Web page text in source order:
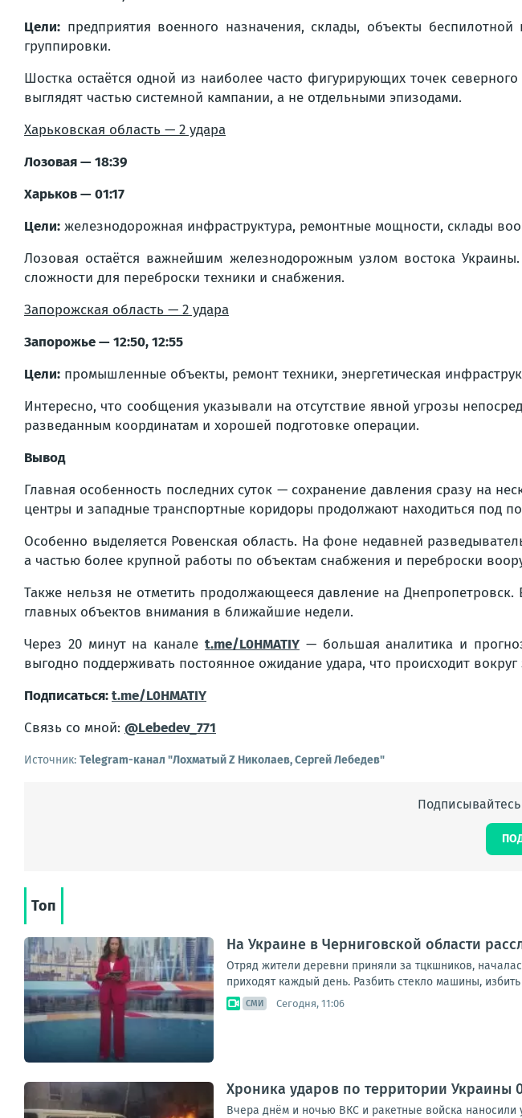
Цели: предприятия военного назначения, склады, объекты
группировки.
Шостка остаётся одной из наиболее часто фигурирующих точек
выглядят частью системной кампании, а не отдельными эпизодами.
Харьковская область — 2 удара
Лозовая — 18:39
Харьков — 01:17
Цели: железнодорожная инфраструктура, ремонтные мощности, склады
Лозовая остаётся важнейшим железнодорожным узлом востока
сложности для переброски техники и снабжения.
Запорожская область — 2 удара
Запорожье — 12:50, 12:55
Цели: промышленные объекты, ремонт техники, энергетическая
Интересно, что сообщения указывали на отсутствие явной угрозы
разведанным координатам и хорошей подготовке операции.
Вывод
Главная особенность последних суток — сохранение давления сразу на
центры и западные транспортные коридоры продолжают находиться под
Особенно выделяется Ровенская область. На фоне недавней
а частью более крупной работы по объектам снабжения и переброски
Также нельзя не отметить продолжающееся давление на
главных объектов внимания в ближайшие недели.
Через 20 минут на канале t.me/L0HMATIY — большая аналитика и
выгодно поддерживать постоянное ожидание удара, что происходит
Подписаться:t.me/L0HMATIY
Связь со мной: @Lebedev_771
Источник: Telegram-канал "Лохматый Z Николаев, Сергей Лебедев"
Топ
На Украине в Черниговской области
Отряд жители деревни приняли за тцкшников,
приходят каждый день. Разбить стекло машины,
СМИ Сегодня, 11:06
Хроника ударов по территории Украины
Вчера днём и ночью ВКС и ракетные войска наносили